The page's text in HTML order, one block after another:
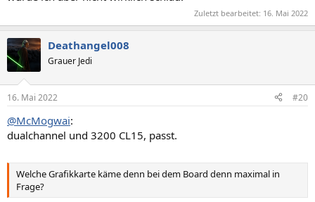
Zuletzt bearbeitet: 16. Mai 2022
Deathangel008
Grauer Jedi
16. Mai 2022 #20
@McMogwai:
dualchannel und 3200 CL15, passt.
Welche Grafikkarte käme denn bei dem Board denn maximal in
Frage?